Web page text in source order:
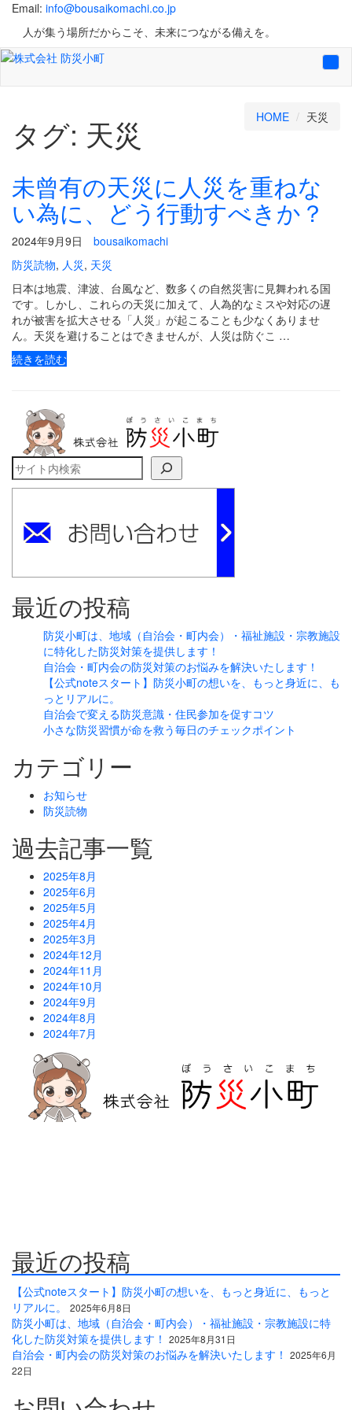
Email: info@bousaikomachi.co.jp
人が集う場所だからこそ、未来につながる備えを。
タグ: 天災 HOME 天災
未曾有の天災に人災を重ねな
い為に、どう行動すべきか？
2024年9月9日
bousaikomachi
防災読物, 人災, 天災
日本は地震、津波、台風など、数多くの自然災害に見舞われる国
です。しかし、これらの天災に加えて、人為的なミスや対応の遅
れが被害を拡大させる「人災」が起こることも少なくありませ
ん。天災を避けることはできませんが、人災は防ぐこ …
続きを読む
検索
最近の投稿
防災小町は、地域（自治会・町内会）・福祉施設・宗教施設
に特化した防災対策を提供します！
自治会・町内会の防災対策のお悩みを解決いたします！
【公式noteスタート】防災小町の想いを、もっと身近に、も
っとリアルに。
自治会で変える防災意識・住民参加を促すコツ
小さな防災習慣が命を救う毎日のチェックポイント
カテゴリー
お知らせ
防災読物
過去記事一覧
2025年8月
2025年6月
2025年5月
2025年4月
2025年3月
2024年12月
2024年11月
2024年10月
2024年9月
2024年8月
2024年7月
最近の投稿
【公式noteスタート】防災小町の想いを、もっと身近に、もっと
リアルに。
2025年6月8日
防災小町は、地域（自治会・町内会）・福祉施設・宗教施設に特
化した防災対策を提供します！ 2025年8月31日
自治会・町内会の防災対策のお悩みを解決いたします！ 2025年6月
22日